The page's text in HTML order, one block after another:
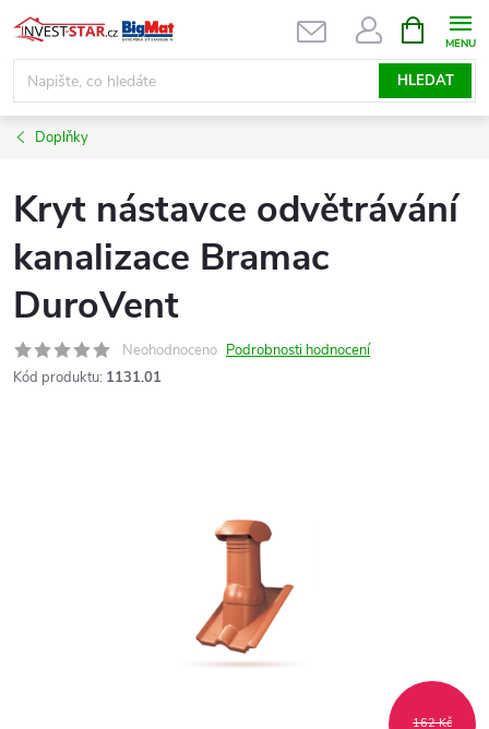
Přejít
na
obsah
HLEDAT
NÁKUPNÍ
KOŠÍK
Doplňky
Kryt nástavce odvětrávání
kanalizace Bramac
DuroVent
Neohodnoceno Podrobnosti hodnocení
Kód produktu: 1131.01
162 Kč